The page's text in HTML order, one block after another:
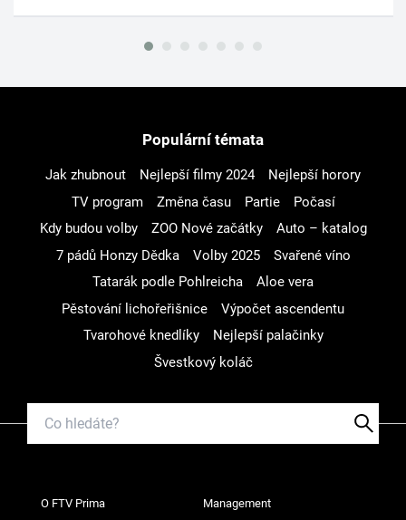
Populární témata
Jak zhubnout Nejlepší filmy 2024
Nejlepší horory
TV program
Změna času Partie
Počasí
Kdy budou volby
ZOO Nové začátky
Auto – katalog
7 pádů Honzy Dědka
Volby 2025
Svařené víno
Tatarák podle Pohlreicha
Aloe vera
Pěstování lichořeřišnice
Výpočet ascendentu
Tvarohové knedlíky
Nejlepší palačinky
Švestkový koláč
O FTV Prima Management